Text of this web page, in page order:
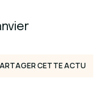
CETTE ACTU